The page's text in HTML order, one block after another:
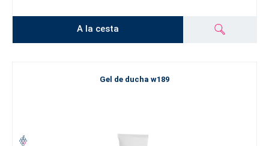
A la cesta
Gel de ducha w189